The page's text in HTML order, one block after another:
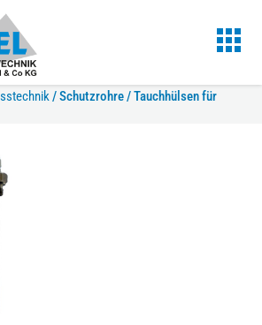
/Schutzrohre / Tauchhülsen für